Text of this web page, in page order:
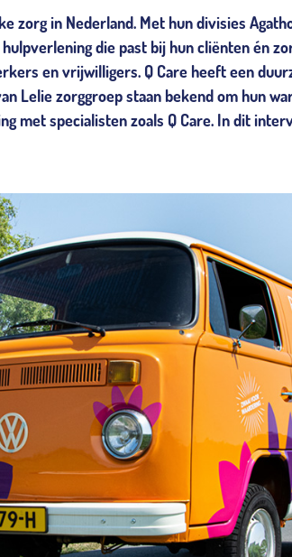
zorg in Nederland. Met hun divisies
die past bij hun cliënten én
en vrijwilligers. Q Care heeft een
Lelie zorggroep staan bekend om hun
met specialisten zoals Q Care. In dit